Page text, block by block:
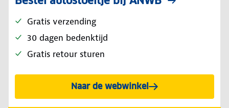
Gratis verzending
30 dagen bedenktijd
Gratis retour sturen
Naar de webwinkel